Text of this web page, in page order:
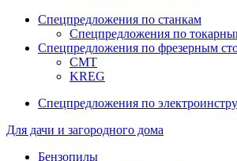
Спецпредложения по станкам
Спецпредложения по
Спецпредложения по фрезерным
CMT
KREG
Спецпредложения по
Для дачи и загородного дома
Бензопилы